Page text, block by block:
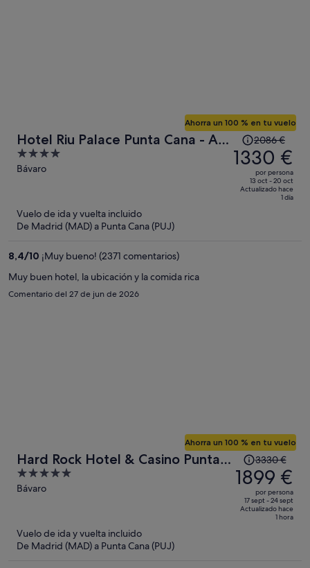
Hotel Riu Palace Punta Cana - All
Inclusive
4
out
Bávaro
Ahorra un 100 % en tu vuelo
precio
era
2086 €,
2086 €
1330 €
por persona
13 oct - 20 oct
Actualizado hace
1 día
Vuelo de ida y vuelta incluido
De Madrid (MAD) a Punta Cana (PUJ)
8,4/10 ¡Muy bueno! (2371 comentarios)
Muy buen hotel, la ubicación y la comida rica
Comentario del 27 de jun de 2026
Hard Rock Hotel & Casino Punta
Cana an All-Inclusive Resort
5
out
Bávaro
Ahorra un 100 % en tu vuelo
precio
era
de
3330 €,
3330 €
1899 €
por persona
17 sept - 24 sept
Actualizado hace
1 hora
Vuelo de ida y vuelta incluido
De Madrid (MAD) a Punta Cana (PUJ)